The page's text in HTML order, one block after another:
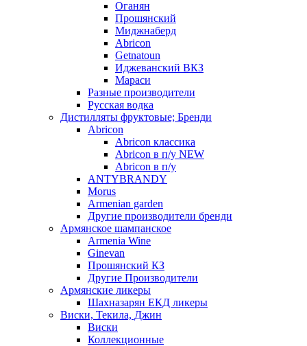
Оганян
Прошянский
Миджнаберд
Abricon
Getnatoun
Иджеванский ВКЗ
Мараси
Разные производители
Русская водка
Дистилляты фруктовые; Бренди
Abricon
Abricon классика
Abricon в п/у NEW
Abricon в п/у
ANTYBRANDY
Morus
Armenian garden
Другие производители бренди
Армянское шампанское
Armenia Wine
Ginevan
Прошянский КЗ
Другие Производители
Армянские ликеры
Шахназарян ЕКД ликеры
Виски, Текила, Джин
Виски
Коллекционные